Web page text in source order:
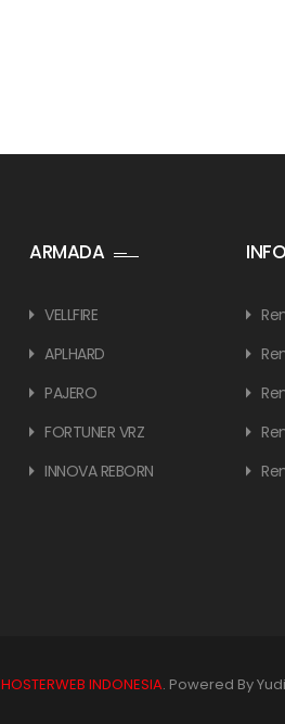
ARMADA
VELLFIRE
APLHARD
PAJERO
FORTUNER VRZ
INNOVA REBORN
HOSTERWEB INDONESIA. Powered By